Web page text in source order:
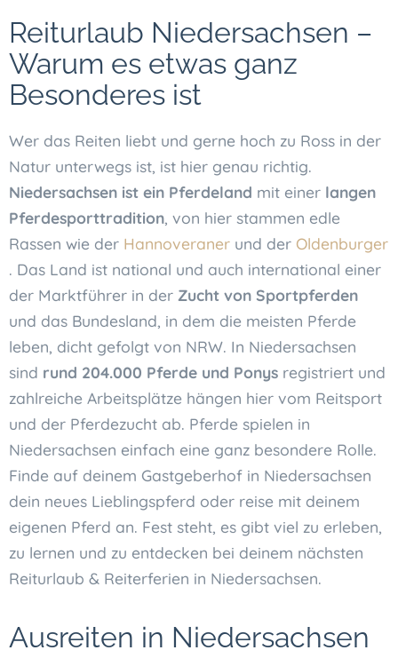
Reiturlaub Niedersachsen –
Warum es etwas ganz
Besonderes ist
Wer das Reiten liebt und gerne hoch zu Ross in der
Natur unterwegs ist, ist hier genau richtig.
Niedersachsen ist ein Pferdeland mit einer langen
Pferdesporttradition, von hier stammen edle
Rassen wie der Hannoveraner und der Oldenburger
. Das Land ist national und auch international einer
der Marktführer in der Zucht von Sportpferden
und das Bundesland, in dem die meisten Pferde
leben, dicht gefolgt von NRW. In Niedersachsen
sind rund 204.000 Pferde und Ponys registriert und
zahlreiche Arbeitsplätze hängen hier vom Reitsport
und der Pferdezucht ab. Pferde spielen in
Niedersachsen einfach eine ganz besondere Rolle.
Finde auf deinem Gastgeberhof in Niedersachsen
dein neues Lieblingspferd oder reise mit deinem
eigenen Pferd an. Fest steht, es gibt viel zu erleben,
zu lernen und zu entdecken bei deinem nächsten
Reiturlaub & Reiterferien in Niedersachsen.
Ausreiten in Niedersachsen